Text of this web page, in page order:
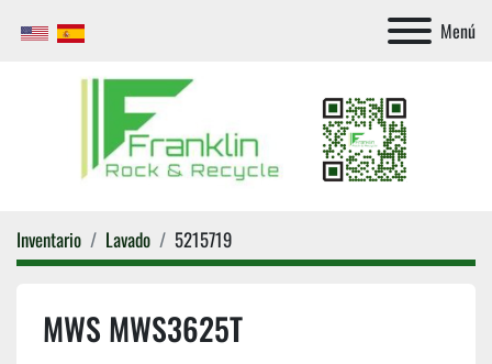
Menú
Inventario Lavado 5215719
MWS MWS3625T